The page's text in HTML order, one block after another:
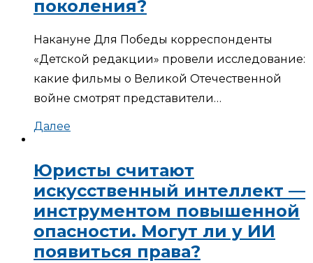
поколения?
Накануне Для Победы корреспонденты
«Детской редакции» провели исследование:
какие фильмы о Великой Отечественной
войне смотрят представители…
Далее
Юристы считают
искусственный интеллект —
инструментом повышенной
опасности. Могут ли у ИИ
появиться права?